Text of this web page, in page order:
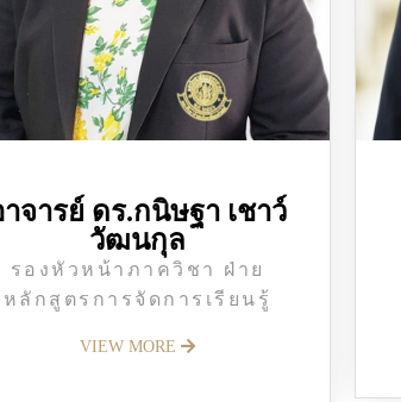
จารย์ ดร.กนิษฐา เชาว์
วัฒนกุล
รองหัวหน้าภาควิชา ฝ่าย
หลักสูตรการจัดการเรียนรู้
VIEW MORE